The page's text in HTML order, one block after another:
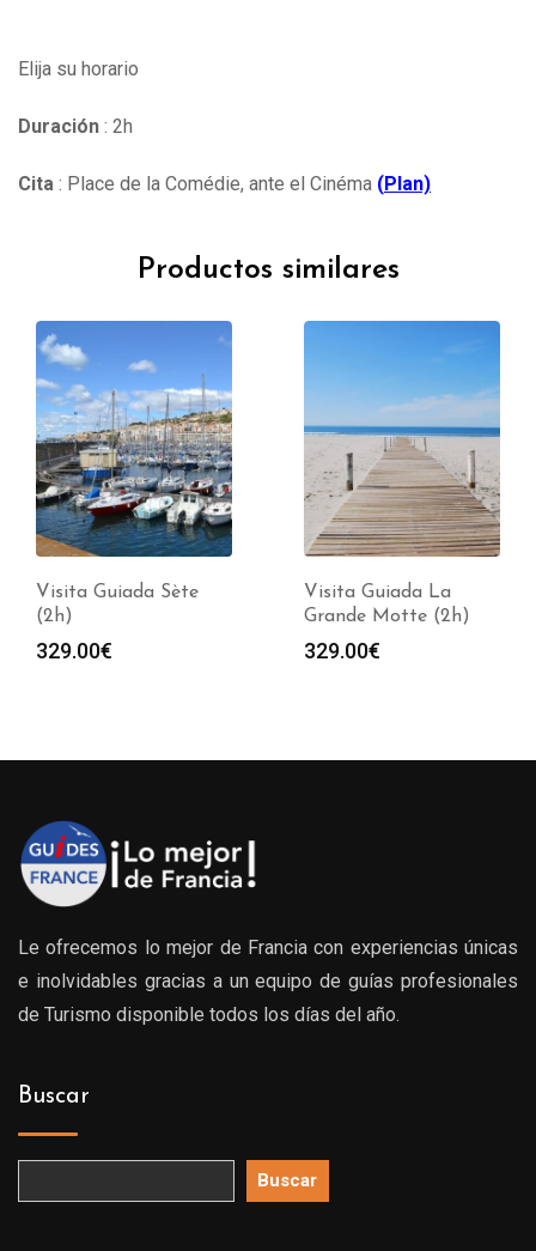
Elija su horario
Duración : 2h
Cita : Place de la Comédie, ante el Cinéma (Plan)
Productos similares
Visita Guiada Sète
(2h)
329.00€
Visita Guiada La
Grande Motte (2h)
329.00€
Le ofrecemos lo mejor de Francia con experiencias únicas
e inolvidables gracias a un equipo de guías profesionales
de Turismo disponible todos los días del año.
Buscar
Buscar